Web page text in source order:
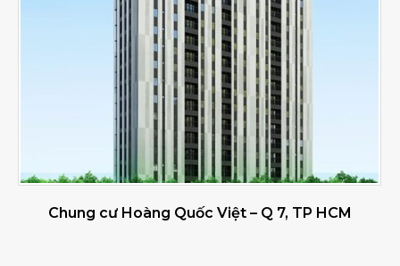
Chung cư Hoàng Quốc Việt – Q 7, TP HCM